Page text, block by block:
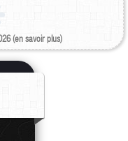
(en savoir plus)